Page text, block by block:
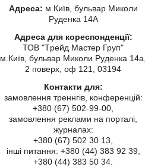
Адреса: м.Київ, бульвар Миколи
Руденка 14А
Адреса для кореспонденції:
ТОВ "Tрейд Мастер Груп"
м.Київ, бульвар Миколи Руденка 14а,
2 поверх, оф 121, 03194
Контакти для:
замовлення треннгів, конференцій:
+380 (67) 502-99-00,
замовлення реклами на порталі,
журналах:
+380 (67) 502 30 13,
інші питання: +380 (44) 383 92 39,
+380 (44) 383 50 34.